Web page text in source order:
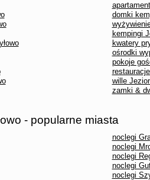
domki
kempingi
kwatery
ośrodki
pokoje
wille
zamki &
- popularne miasta
noclegi
noclegi
noclegi
noclegi
noclegi